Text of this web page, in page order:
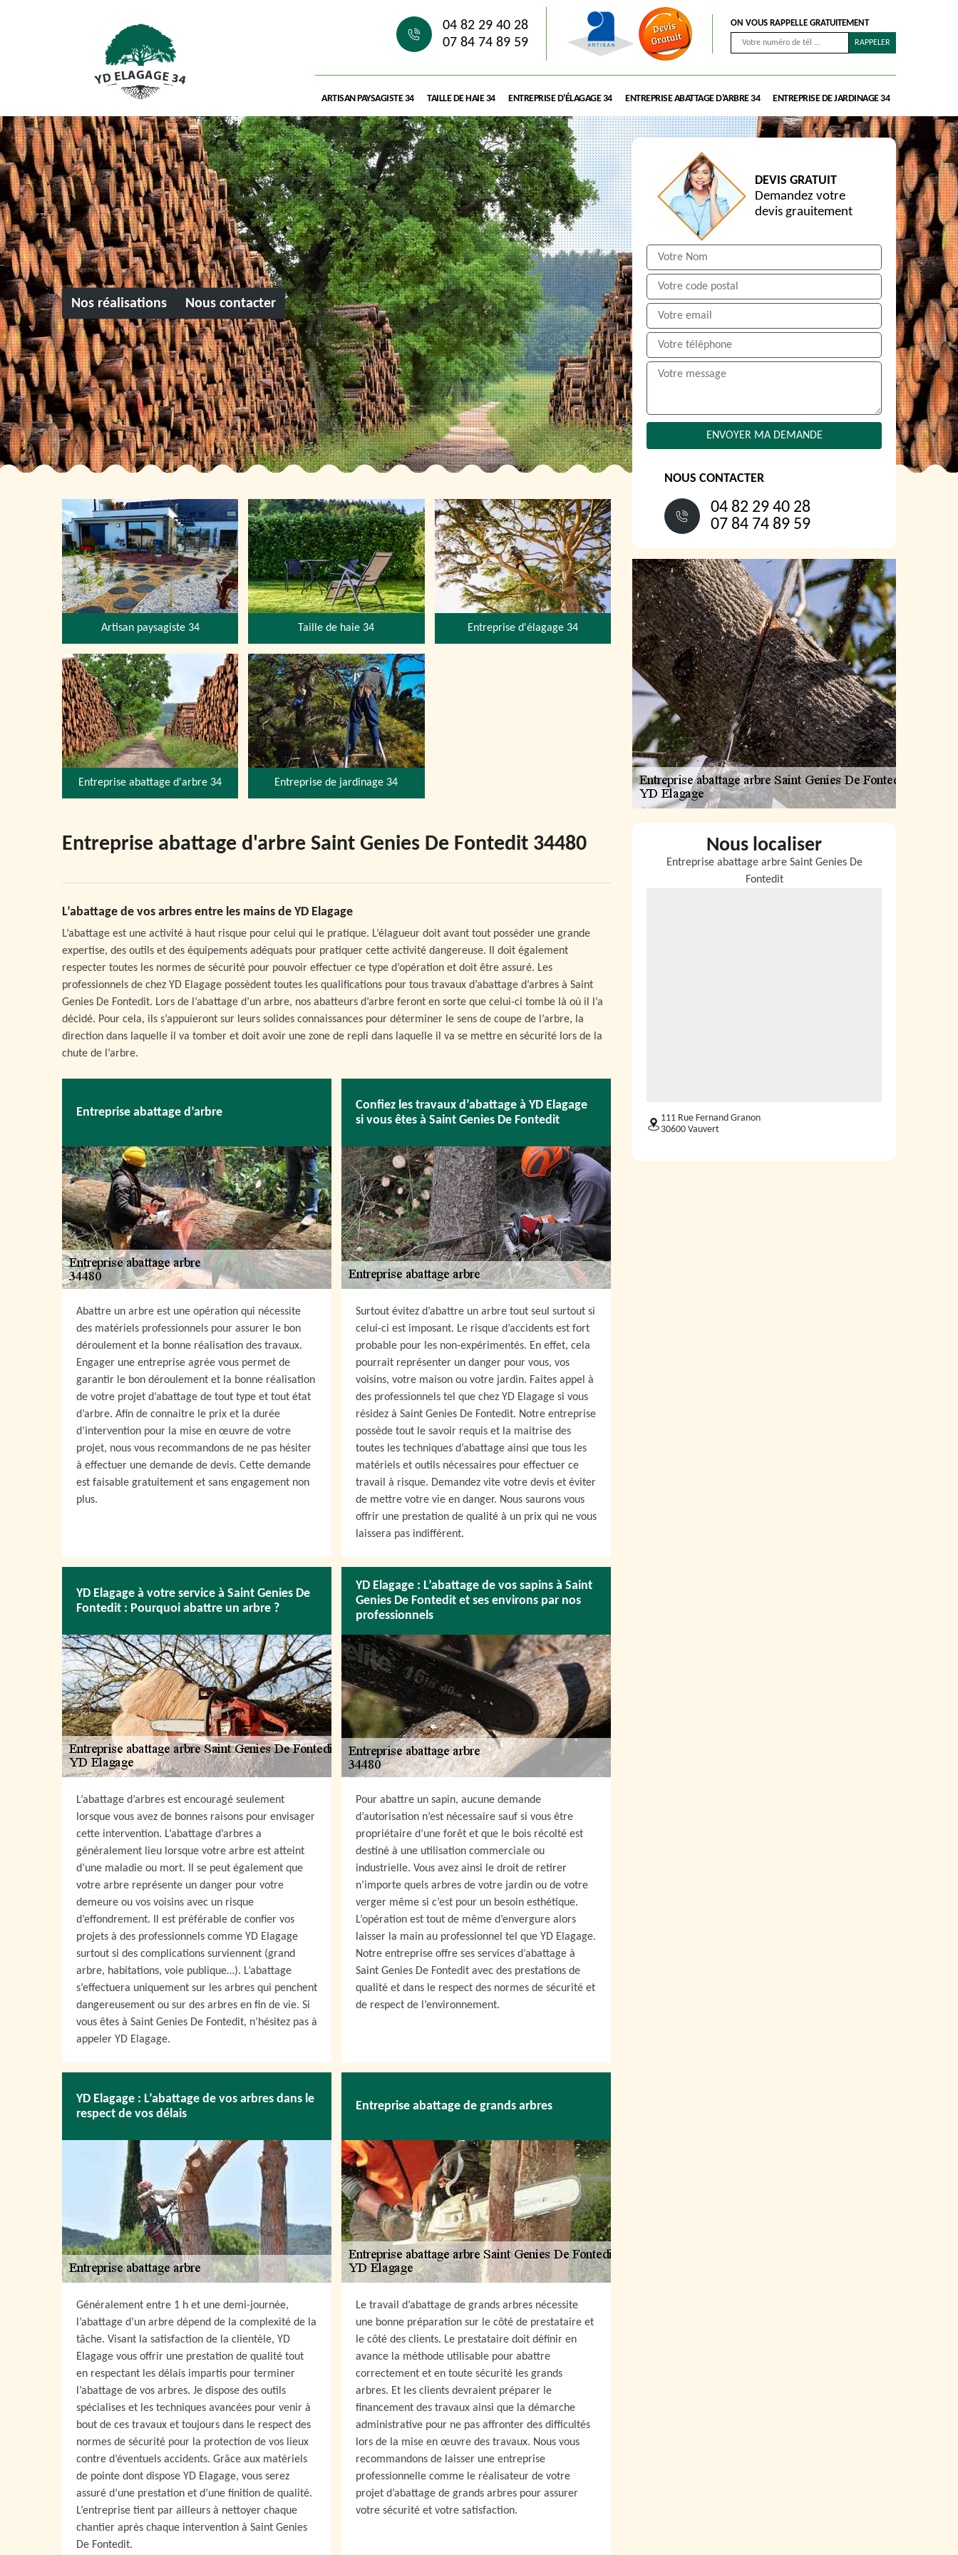
04 82 29 40 28
07 84 74 89 59
ON VOUS RAPPELLE GRATUITEMENT
ARTISAN PAYSAGISTE 34 TAILLE DE HAIE 34 ENTREPRISE D'ÉLAGAGE 34 ENTREPRISE ABATTAGE D'ARBRE 34 ENTREPRISE DE JARDINAGE 34
Nos réalisations Nous contacter
Artisan paysagiste 34 Taille de haie 34 Entreprise d'élagage 34
Entreprise abattage d'arbre 34 Entreprise de jardinage 34
Entreprise abattage d'arbre Saint Genies De Fontedit 34480
L’abattage de vos arbres entre les mains de YD Elagage
L’abattage est une activité à haut risque pour celui qui le pratique. L’élagueur doit avant tout posséder une grande
expertise, des outils et des équipements adéquats pour pratiquer cette activité dangereuse. Il doit également
respecter toutes les normes de sécurité pour pouvoir effectuer ce type d’opération et doit être assuré. Les
professionnels de chez YD Elagage possèdent toutes les qualifications pour tous travaux d’abattage d’arbres à Saint
Genies De Fontedit. Lors de l’abattage d’un arbre, nos abatteurs d’arbre feront en sorte que celui-ci tombe là où il l’a
décidé. Pour cela, ils s’appuieront sur leurs solides connaissances pour déterminer le sens de coupe de l’arbre, la
direction dans laquelle il va tomber et doit avoir une zone de repli dans laquelle il va se mettre en sécurité lors de la
chute de l’arbre.
Entreprise abattage d’arbre
Abattre un arbre est une opération qui nécessite
des matériels professionnels pour assurer le bon
déroulement et la bonne réalisation des travaux.
Engager une entreprise agrée vous permet de
garantir le bon déroulement et la bonne réalisation
de votre projet d’abattage de tout type et tout état
d’arbre. Afin de connaitre le prix et la durée
d’intervention pour la mise en œuvre de votre
projet, nous vous recommandons de ne pas hésiter
à effectuer une demande de devis. Cette demande
est faisable gratuitement et sans engagement non
plus.
Confiez les travaux d’abattage à YD Elagage
si vous êtes à Saint Genies De Fontedit
Surtout évitez d’abattre un arbre tout seul surtout si
celui-ci est imposant. Le risque d’accidents est fort
probable pour les non-expérimentés. En effet, cela
pourrait représenter un danger pour vous, vos
voisins, votre maison ou votre jardin. Faites appel à
des professionnels tel que chez YD Elagage si vous
résidez à Saint Genies De Fontedit. Notre entreprise
possède tout le savoir requis et la maitrise des
toutes les techniques d’abattage ainsi que tous les
matériels et outils nécessaires pour effectuer ce
travail à risque. Demandez vite votre devis et éviter
de mettre votre vie en danger. Nous saurons vous
offrir une prestation de qualité à un prix qui ne vous
laissera pas indifférent.
YD Elagage à votre service à Saint Genies De
Fontedit : Pourquoi abattre un arbre ?
L’abattage d’arbres est encouragé seulement
lorsque vous avez de bonnes raisons pour envisager
cette intervention. L’abattage d’arbres a
généralement lieu lorsque votre arbre est atteint
d’une maladie ou mort. Il se peut également que
votre arbre représente un danger pour votre
demeure ou vos voisins avec un risque
d’effondrement. Il est préférable de confier vos
projets à des professionnels comme YD Elagage
surtout si des complications surviennent (grand
arbre, habitations, voie publique…). L’abattage
s’effectuera uniquement sur les arbres qui penchent
dangereusement ou sur des arbres en fin de vie. Si
vous êtes à Saint Genies De Fontedit, n’hésitez pas à
appeler YD Elagage.
YD Elagage : L’abattage de vos sapins à Saint
Genies De Fontedit et ses environs par nos
professionnels
Pour abattre un sapin, aucune demande
d’autorisation n’est nécessaire sauf si vous être
propriétaire d’une forêt et que le bois récolté est
destiné à une utilisation commerciale ou
industrielle. Vous avez ainsi le droit de retirer
n’importe quels arbres de votre jardin ou de votre
verger même si c’est pour un besoin esthétique.
L’opération est tout de même d’envergure alors
laisser la main au professionnel tel que YD Elagage.
Notre entreprise offre ses services d’abattage à
Saint Genies De Fontedit avec des prestations de
qualité et dans le respect des normes de sécurité et
de respect de l’environnement.
YD Elagage : L’abattage de vos arbres dans le
respect de vos délais
Généralement entre 1 h et une demi-journée,
l’abattage d’un arbre dépend de la complexité de la
tâche. Visant la satisfaction de la clientèle, YD
Elagage vous offrir une prestation de qualité tout
en respectant les délais impartis pour terminer
l’abattage de vos arbres. Je dispose des outils
spécialises et les techniques avancées pour venir à
bout de ces travaux et toujours dans le respect des
normes de sécurité pour la protection de vos lieux
contre d’éventuels accidents. Grâce aux matériels
de pointe dont dispose YD Elagage, vous serez
assuré d’une prestation et d’une finition de qualité.
L’entreprise tient par ailleurs à nettoyer chaque
chantier après chaque intervention à Saint Genies
De Fontedit.
Entreprise abattage de grands arbres
Le travail d’abattage de grands arbres nécessite
une bonne préparation sur le côté de prestataire et
le côté des clients. Le prestataire doit définir en
avance la méthode utilisable pour abattre
correctement et en toute sécurité les grands
arbres. Et les clients devraient préparer le
financement des travaux ainsi que la démarche
administrative pour ne pas affronter des difficultés
lors de la mise en œuvre des travaux. Nous vous
recommandons de laisser une entreprise
professionnelle comme le réalisateur de votre
projet d’abattage de grands arbres pour assurer
votre sécurité et votre satisfaction.
DEVIS GRATUIT
Demandez votre
devis grauitement
NOUS CONTACTER
04 82 29 40 28
07 84 74 89 59
Nous localiser
Entreprise abattage arbre Saint Genies De
Fontedit
111 Rue Fernand Granon
30600 Vauvert